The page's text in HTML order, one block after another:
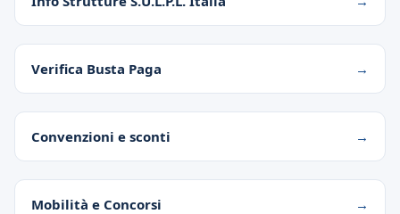
Verifica Busta Paga
Convenzioni e sconti
Mobilità e Concorsi